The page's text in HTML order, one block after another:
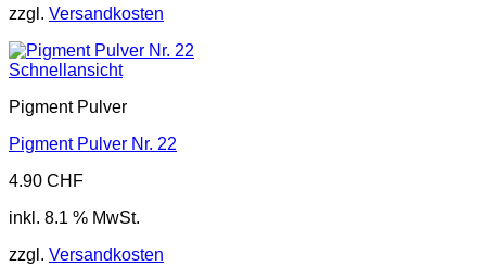
zzgl. Versandkosten
Schnellansicht
Pigment Pulver
Pigment Pulver Nr. 22
4.90 CHF
inkl. 8.1 % MwSt.
zzgl. Versandkosten